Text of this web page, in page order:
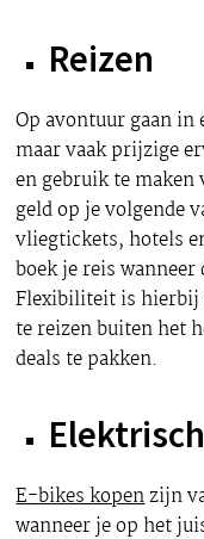
Reizen
Op avontuur gaan in
maar vaak prijzige
en gebruik te maken
geld op je volgende
vliegtickets, hotels
boek je reis
Flexibiliteit is hierbij
te reizen buiten het
deals te pakken.
E-bikes kopenzijn
wanneer je op het